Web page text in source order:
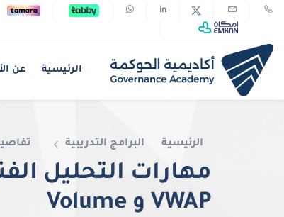
الرئيسية عن
الرئيسية البرامج التدريبية
مهارات التحليل
VWAP و Volume